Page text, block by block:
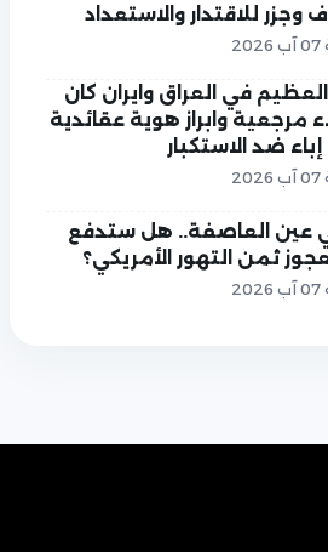
وجزر للاقتدار والاستعداد
في العراق وايران كان
مرجعية وابراز هوية عقائدية
ضد الاستكبار
عين العاصفة.. هل ستدفع
ثمن التهور الأمريكي؟